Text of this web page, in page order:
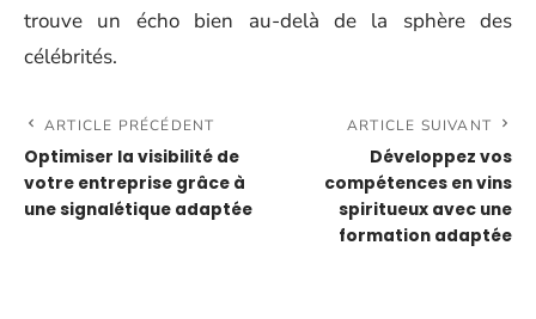
trouve un écho bien au-delà de la sphère des
célébrités.
ARTICLE PRÉCÉDENT
Optimiser la visibilité de
votre entreprise grâce à
une signalétique adaptée
ARTICLE SUIVANT
Développez vos
compétences en vins
spiritueux avec une
formation adaptée